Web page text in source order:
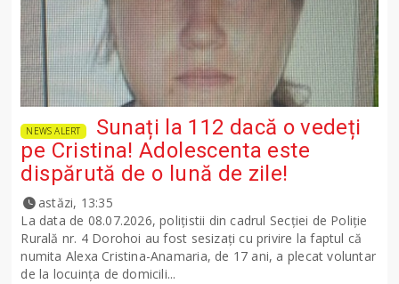
NEWS ALERT
Sunați la 112 dacă o vedeți
pe Cristina! Adolescenta este
dispărută de o lună de zile!
astăzi, 13:35
La data de 08.07.2026, polițistii din cadrul Secției de Poliție
Rurală nr. 4 Dorohoi au fost sesizați cu privire la faptul că
numita Alexa Cristina-Anamaria, de 17 ani, a plecat voluntar
de la locuința de domicili...